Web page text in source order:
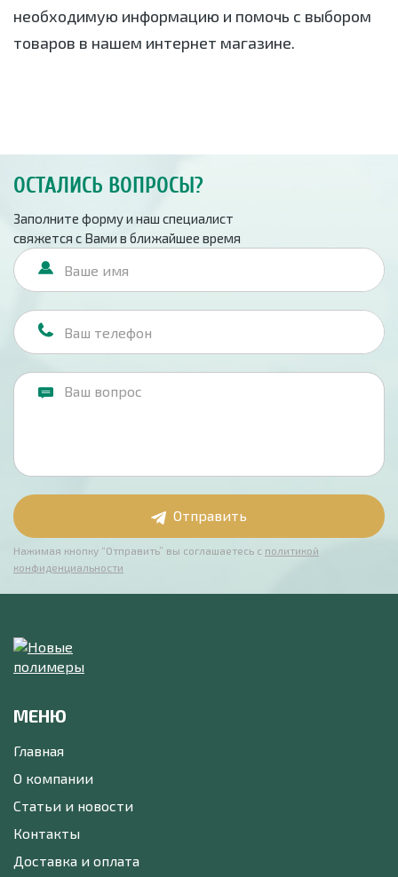
необходимую информацию и помочь с выбором
товаров в нашем интернет магазине.
ОСТАЛИСЬ ВОПРОСЫ?
Заполните форму и наш специалист
свяжется с Вами в ближайшее время
Отправить
Нажимая кнопку “Отправить” вы соглашаетесь с политикой
конфиденциальности
МЕНЮ
Главная
О компании
Статьи и новости
Контакты
Доставка и оплата